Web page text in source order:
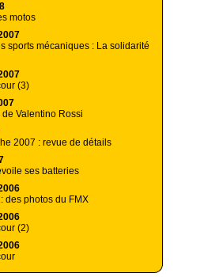
motos
sports mécaniques : La solidarité
(3)
Valentino Rossi
2007 : revue de détails
ses batteries
des photos du FMX
(2)